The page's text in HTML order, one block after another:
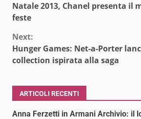
Reading
Natale 2013, Chanel presenta il
feste
Next:
Hunger Games: Net-a-Porter
collection ispirata alla saga
ARTICOLI RECENTI
Anna Ferzetti in Armani Archivio: il